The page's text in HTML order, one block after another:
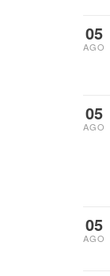
05
AGO
05
AGO
05
AGO